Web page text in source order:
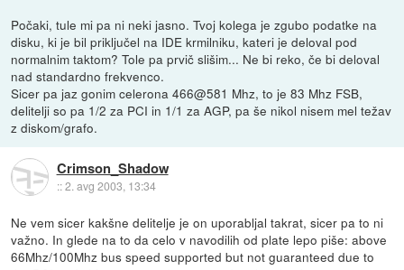
Počaki, tule mi pa ni neki jasno. Tvoj kolega je zgubo podatke na
disku, ki je bil priključel na IDE krmilniku, kateri je deloval pod
normalnim taktom? Tole pa prvič slišim... Ne bi reko, če bi deloval
nad standardno frekvenco.
Sicer pa jaz gonim celerona 466@581 Mhz, to je 83 Mhz FSB,
delitelji so pa 1/2 za PCI in 1/1 za AGP, pa še nikol nisem mel težav
z diskom/grafo.
Crimson_Shadow
::2. avg 2003, 13:34
Ne vem sicer kakšne delitelje je on uporabljal takrat, sicer pa to ni
važno. In glede na to da celo v navodilih od plate lepo piše: above
66Mhz/100Mhz bus speed supported but not guaranteed due to